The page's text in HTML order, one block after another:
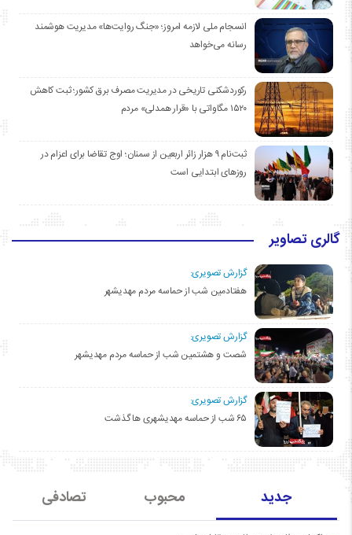
انسجام ملی لازمه امروز؛ «جنگ روایت‌ها» مدیریت هوشمند
رسانه می‌خواهد
رکوردشکنی تاریخی در مدیریت مصرف برق کشور؛ ثبت کاهش
۱۵۲۰ مگاواتی با «قرار همدلی» مردم
ثبت‌نام ۹ هزار زائر اربعین از سمنان؛ اوج تقاضا برای اعزام در
روزهای ابتدایی است
گالری تصاویر
گزارش تصویری:
هفتادمین شب از حماسه مردم مهدیشهر
گزارش تصویری:
شصت و هشتمین شب از حماسه مردم مهدیشهر
گزارش تصویری:
۶۵ شب از حماسه مهدیشهری ها گذشت
جدید محبوب تصادفی